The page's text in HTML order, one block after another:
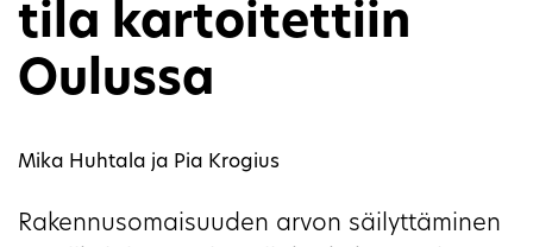
tila kartoitettiin
Oulussa
Mika Huhtala ja Pia Krogius
Rakennusomaisuuden arvon säilyttäminen